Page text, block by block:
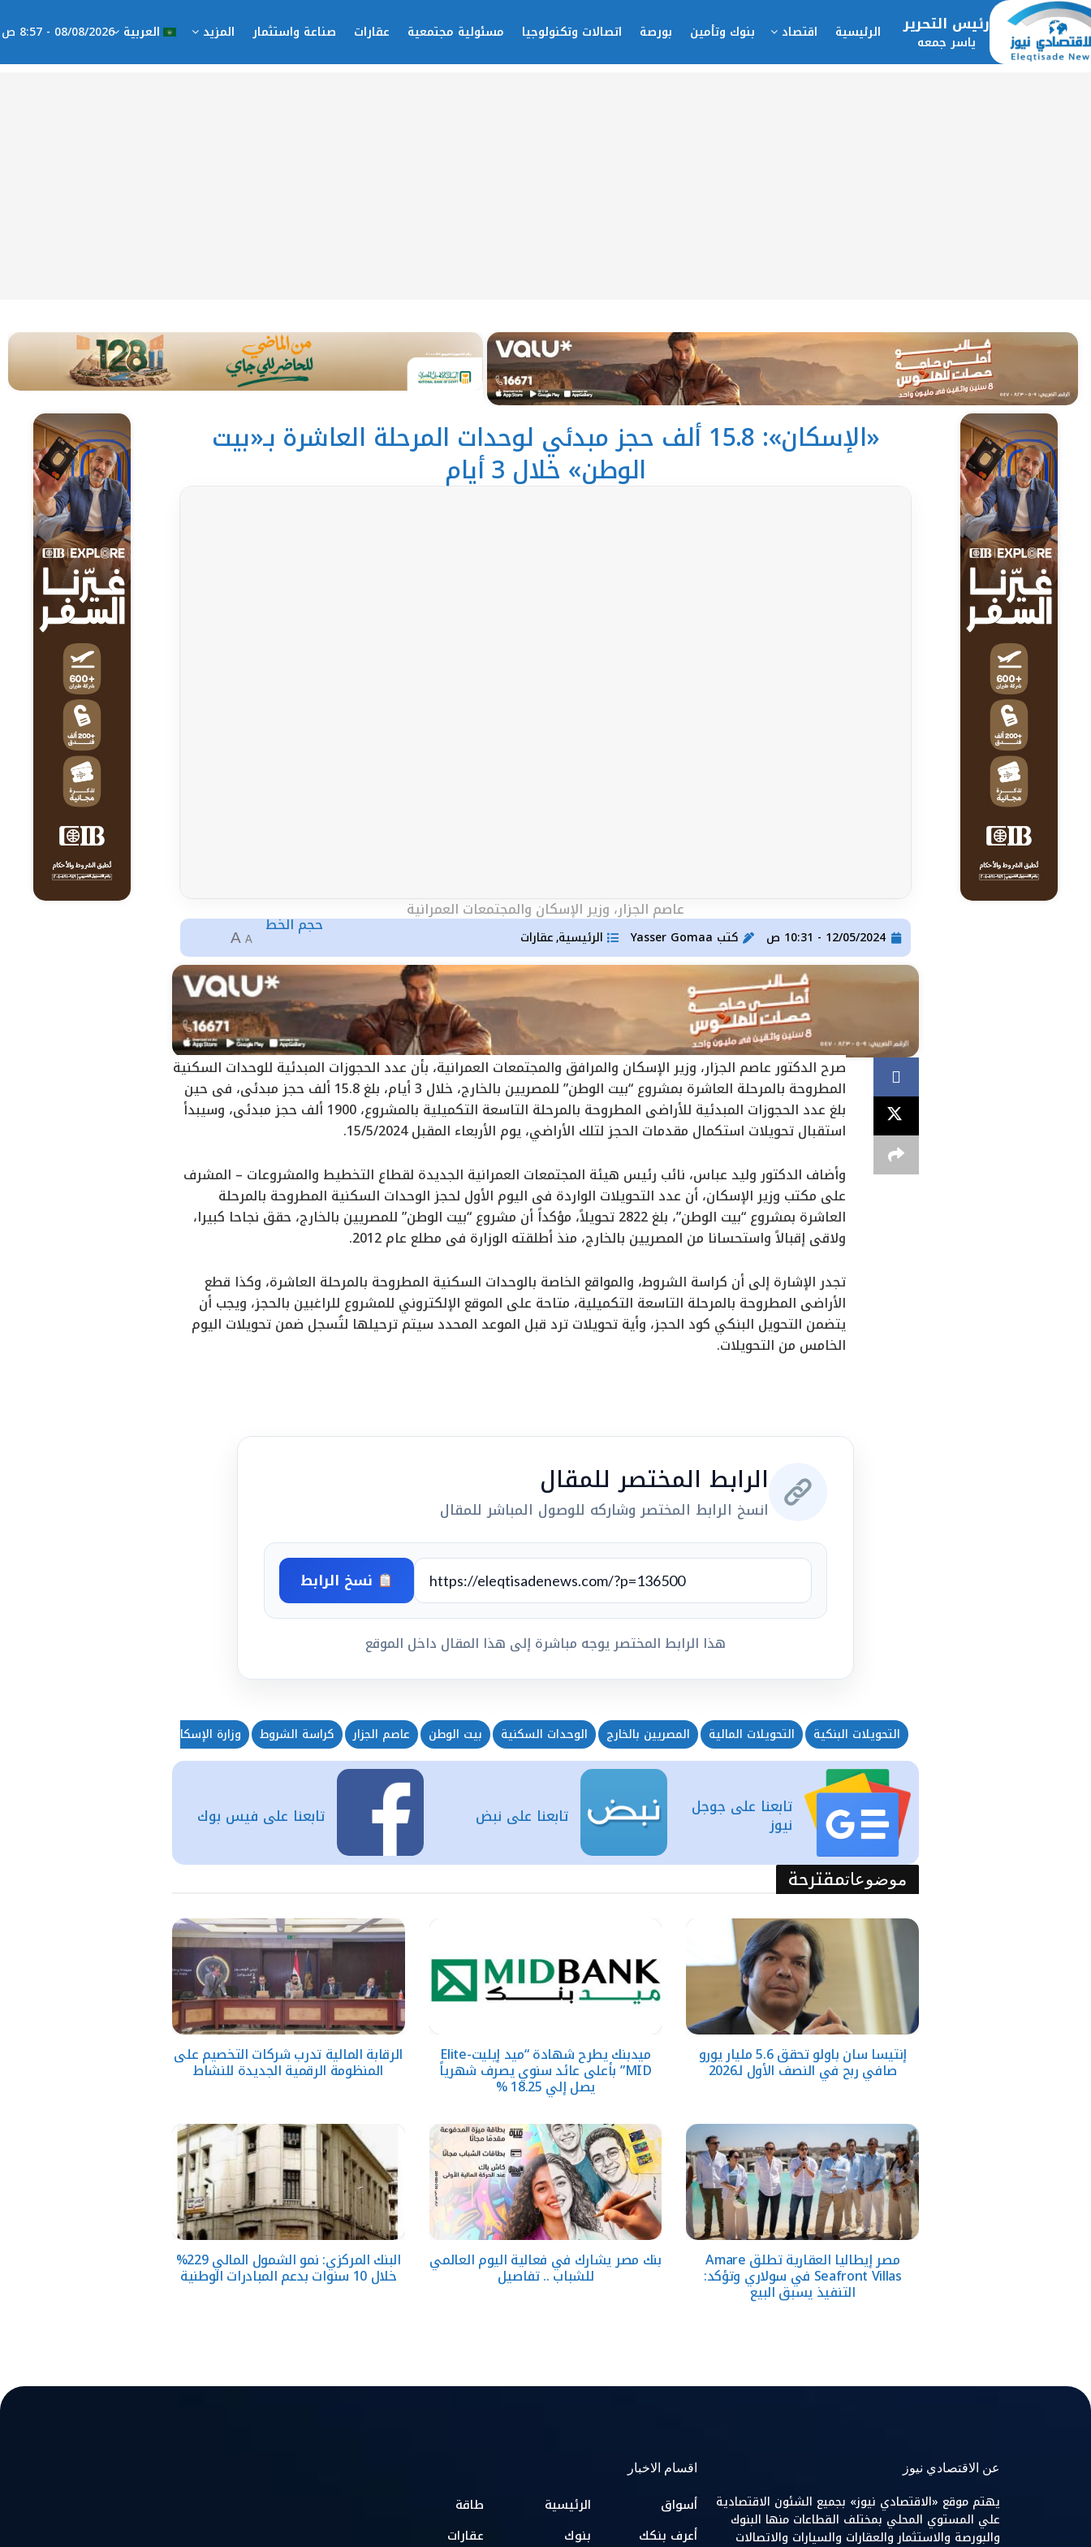
رئيس التحرير
ياسر جمعه الرئيسية اقتصاد بنوك وتأمين بورصة اتصالات وتكنولوجيا مسئولية مجتمعية عقارات صناعة واستثمار المزيد العربية 08/08/2026 - 8:57 ص
«الإسكان»: 15.8 ألف حجز مبدئي لوحدات المرحلة العاشرة بـ«بيت
الوطن» خلال 3 أيام
عاصم الجزار، وزير الإسكان والمجتمعات العمرانية
12/05/2024 - 10:31 ص كتب الرئيسية, عقارات
حجم الخط
A
A
صرح الدكتور عاصم الجزار، وزير الإسكان والمرافق والمجتمعات العمرانية، بأن عدد الحجوزات المبدئية للوحدات السكنية
المطروحة بالمرحلة العاشرة بمشروع “بيت الوطن” للمصريين بالخارج، خلال 3 أيام، بلغ 15.8 ألف حجز مبدئى، فى حين
بلغ عدد الحجوزات المبدئية للأراضى المطروحة بالمرحلة التاسعة التكميلية بالمشروع، 1900 ألف حجز مبدئى، وسيبدأ
استقبال تحويلات استكمال مقدمات الحجز لتلك الأراضي، يوم الأربعاء المقبل 15/5/2024.
وأضاف الدكتور وليد عباس، نائب رئيس هيئة المجتمعات العمرانية الجديدة لقطاع التخطيط والمشروعات – المشرف
على مكتب وزير الإسكان، أن عدد التحويلات الواردة فى اليوم الأول لحجز الوحدات السكنية المطروحة بالمرحلة
العاشرة بمشروع “بيت الوطن”، بلغ 2822 تحويلاً، مؤكداً أن مشروع “بيت الوطن” للمصريين بالخارج، حقق نجاحا كبيرا،
ولاقى إقبالاً واستحسانا من المصريين بالخارج، منذ أطلقته الوزارة فى مطلع عام 2012.
تجدر الإشارة إلى أن كراسة الشروط، والمواقع الخاصة بالوحدات السكنية المطروحة بالمرحلة العاشرة، وكذا قطع
الأراضى المطروحة بالمرحلة التاسعة التكميلية، متاحة على الموقع الإلكتروني للمشروع للراغبين بالحجز، ويجب أن
يتضمن التحويل البنكي كود الحجز، وأية تحويلات ترد قبل الموعد المحدد سيتم ترحيلها لتُسجل ضمن تحويلات اليوم
الخامس من التحويلات.
الرابط المختصر للمقال
انسخ الرابط المختصر وشاركه للوصول المباشر للمقال
نسخ الرابط
هذا الرابط المختصر يوجه مباشرة إلى هذا المقال داخل الموقع
التحويلات البنكية التحويلات المالية المصريين بالخارج الوحدات السكنية بيت الوطن عاصم الجزار كراسة الشروط وزارة الإسكان
تابعنا على فيس بوك تابعنا على نبض تابعنا على جوجل
نيوز
موضوعاتمقترحة
إنتيسا سان باولو تحقق 5.6 مليار يورو
صافي ربح في النصف الأول لـ2026
ميدبنك يطرح شهادة “ميد إيليت-Elite
MID” بأعلى عائد سنوي يصرف شهرياً
يصل إلي 18.25 %
الرقابة المالية تدرب شركات التخصيم على
المنظومة الرقمية الجديدة للنشاط
مصر إيطاليا العقارية تطلق Amare
Seafront Villas في سولاري وتؤكد:
التنفيذ يسبق البيع
بنك مصر يشارك في فعالية اليوم العالمي
للشباب .. تفاصيل
البنك المركزي: نمو الشمول المالي 229%
خلال 10 سنوات بدعم المبادرات الوطنية
عن الاقتصادي نيوز
يهتم موقع «الاقتصادي نيوز» بجميع الشئون الاقتصادية
علي المستوي المحلي بمختلف القطاعات منها البنوك
والبورصة والاستثمار والعقارات والسيارات والاتصالات
اقسام الاخبار
أسواق
أعرف بنكك
الرئيسية
بنوك
طاقة
عقارات